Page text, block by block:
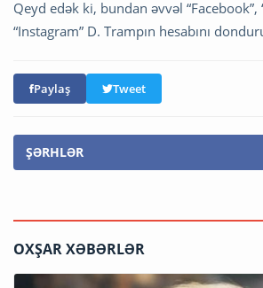
Qeyd edək ki, bundan əvvəl “Facebook”,
“Instagram” D. Trampın hesabını
Paylaş Tweet
ŞƏRHLƏR
OXŞAR XƏBƏRLƏR